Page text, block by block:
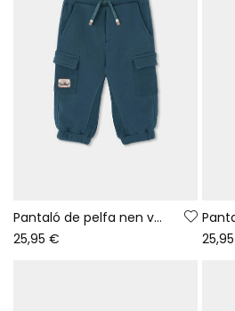
Pantaló de pelfa nen verd amb butxaques cargo
25,95 €